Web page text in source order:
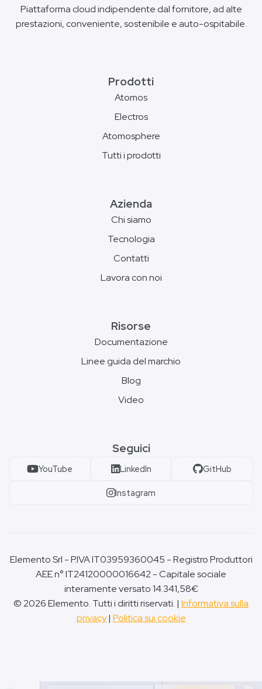
Piattaforma cloud indipendente dal fornitore, ad alte
prestazioni, conveniente, sostenibile e auto-ospitabile.
Prodotti
Atomos
Electros
Atomosphere
Tutti i prodotti
Azienda
Chi siamo
Tecnologia
Contatti
Lavora con noi
Risorse
Documentazione
Linee guida del marchio
Blog
Video
Seguici
YouTube LinkedIn GitHub
Instagram
Elemento Srl - P.IVA IT03959360045 - Registro Produttori
AEE n° IT24120000016642 - Capitale sociale
interamente versato 14.341,58€
© 2026 Elemento. Tutti i diritti riservati. | Informativa sulla
privacy| Politica sui cookie